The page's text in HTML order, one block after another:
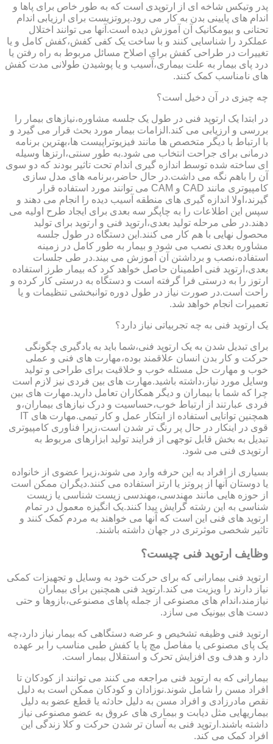
پدر وتیکس شاخه ای از ارتوپدی است که به طور خاص برای پاها و
اندام های پایینی بدن به کار می رود.پروتزیست برای ارزیابی اندام
تحتانی و بیومکانیک آن آموزش دیده است.آنها می توانند اختلال
عملکرد را شناسایی کنند و با ساخت یک کفی کفش،کفش کامل و یا
تغییرات در طراحی کفش برای اصلاح مسائل مربوط به راه رفتن یا
درد پای بیمار به علت بیماری،آسیب و یا پوشیدن طولانی مدت کفش
های نامناسب کمک کنند.
چه چیزی در آن دخیل است؟
در ابتدا یک ارتوپد فنی در طول یک جلسه مشاوره،نیازهای بیمار را
بررسی و ارزیابی می کند.الزامات بیمار مورد بحث قرار می گیرد و
با ارتباط با دیگر متخصص ها مانند فیزیوتراپیست ها،بهترین برنامه
درمانی برای جراحت انتخاب می شود.به طور سنتی،ارتزها وسیله
ای ساخته شده توسط اندازه گیری اندام تحت تاثیر بودند که دو سوی
آن را باهم نگه می داشت.در حال حاضر،برنامه های مدل سازی
کامپیوتری مانند CAD و CAM می توانند مورد استفاده قرار
گیرند،اولا اندازه گیری های منطقه آسیب دیده را انجام می دهند و
سپس این اطلاعات را به چاپگر سه بعدی برای ایجاد طرح اولیه می
دهند.در طی مرحله تولید بعدی،ارتوپد فنی و ارتوپد برای تولید
محصول نهایی با هم کار می کنند.این دستگاه در طول جلسه
مشاوره بعدی نصب می شود و بیمار به طور کامل در زمینه
استفاده،نصب و برداشتن آن آموزش می بیند.در طی جلسات
بعدی،ارتوپد فنی اطمینان حاصل خواهد کرد که بیمار طرز استفاده
ارتوز را به درستی فرا گرفته است و دستگاه به درستی کار کرده و
راحت است.در صورت نیاز در طول دوره توانبخشی تنظیمات و یا
تعمیرات انجام خواهد شد.
یک ارتوپد فنی به چه تجربیاتی نیاز دارد؟
برای تبدیل شدن به یک ارتوپد فنی،شما باید به یادگیری چگونگی
حرکت و کار بدن انسان علاقمند بوده،مهارت های فنی و عملی
خوب و مهارت حل مسئله خوب و خلاقیت برای طراحی و تولید
وسایل مورد نیاز،داشته باشید.مهارت های بین فردی نیز لازم است
چرا که شما با بیماران و دیگر همکاران تعامل دارید.مهارت های بین
فردی عبارتند از ارتباط خوب،حساسیت و درک نیازهای بیماران،و
همچنین توانایی استفاده از ابتکار عمل و کار تیمی.مهارت های IT
قوی در اینکار در حال پر رنگ تر شدن است،زیرا فناوری کامپیوتری
تبدیل به بخش قابل توجهی از فرایند تولید ابزارهای مربوط به
ارتوپدی فنی می شود.
بسیاری از افراد به این حرفه وارد می شوند،زیرا عضوی از خانواده
یا دوستان آنها از پروتز یا ارتز استفاده می کنند.دیگران ممکن است
از حوزه هایی مانند مهندسی،مهندسی زیست شناسی یا زیست
شناسی به این رشته گرایش پیدا کنند.یک انگیزه معمول در تمام
ارتوپد های فنی این است که آنها می خواهند به مردم کمک کنند و
تاثیر شخصی موثرتری در جهان داشته باشند.
وظایف ارتوپد فنی چیست؟
ارتوپد فنی بیمارانی که برای حرکت خود به وسایل و تجهیزات کمکی
نیاز دارند را ویزیت می کند.ارتوپد فنی همچنین برای بیماران
نیازمند،اندام های مصنوعی از جمله پاهای مصنوعی،بازوها و حتی
دست های بیونیک می سازد.
ارتوپد فنی وظیفه تشخیص و عرضه دستگاهی که بیمار نیاز دارد،چه
یک پای مصنوعی یا مفاصل مچ پا یا کفش طبی مناسب را بر عهده
دارد و هدف وی افزایش تحرک و استقلال بیمار است.
بیمارانی که به ارتوپد فنی مراجعه می کنند می توانند از کودکان تا
افراد مسن را شامل شوند.نوزادان و کودکان ممکن است به دلیل
نقص مادرزادی و افراد مسن به دلیل حادثه یا قطع عضو به دلیل
بیماریهایی مثل دیابت و بیماری های عروق به عضو مصنوعی نیاز
داشته باشند.ارتوپد فنی به آسان تر شدن حرکت و کلا زندگی این
افراد کمک می کند.